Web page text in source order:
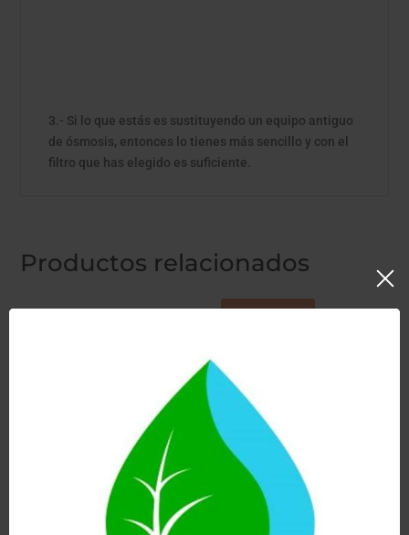
3.- Si lo que estás es sustituyendo un equipo antiguo
de ósmosis, entonces lo tienes más sencillo y con el
filtro que has elegido es suficiente.
Productos relacionados
CERAMICARB
GRIFO
FLEXIBLE DE